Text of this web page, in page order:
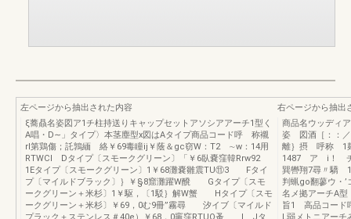
左ページから抽出された内容
ξ蕎贔名姿図ア1チ柱持送りキャップセットアソシアアーチ1型く
A唱・D∼」タイプ〉本茎塵型x図はAタイプ商品コード呼 称襯
rl第鶏傷；託鶉緬 絡￥69毒瞳ij￥蔭＆gc窃W：T2 ∼w：14用
RTWCI Dタイプ〔スモークグリーン〕「￥6臥嚢窪韓Rrw92
1Eタイプ〔スモークグリーン〕1￥68灘嚢雛震TU⑪3 Fタイ
プ〔マイルドブラック〕｝￥§8窟灘躍W醗 Gタイプ〔スモ
ークグリーン＋米杉〕1￥駆，〔1駁｝解W蟹 Hタイプ〔スモ
ークグリーン＋米杉〕￥69，0む9冊”霧尋 汐イブ〔マイルド
右ページから抽出
商品名ウッディ
姿 図酒
離｝摂 呼称 1
1487 ア i！ チ
巽轡翔7尋〃驕
判蝋go翻蓼ウ・
名メ拠アーチA
旨1 高品コー